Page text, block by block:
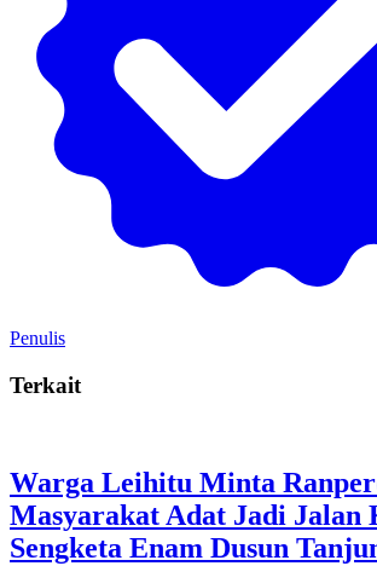
Penulis
Terkait
Warga Leihitu Minta
Masyarakat Adat Jadi Jalan
Sengketa Enam Dusun